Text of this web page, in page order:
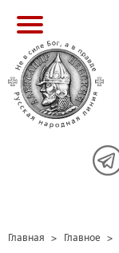
Главная > Главное >